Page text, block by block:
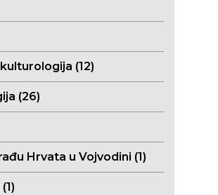
(12)
(26)
Hrvata u Vojvodini (1)